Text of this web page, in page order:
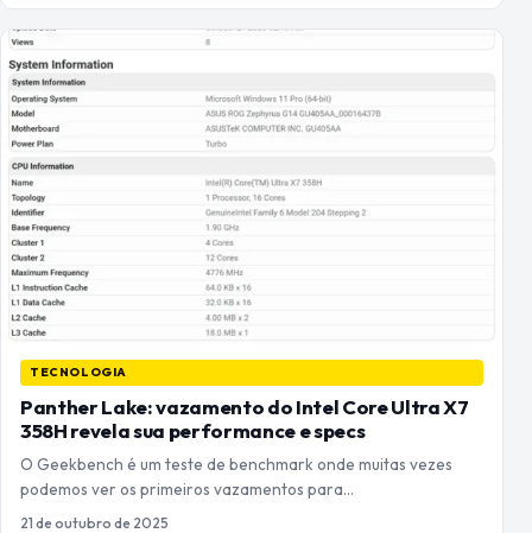
TECNOLOGIA
Panther Lake: vazamento do Intel Core Ultra X7
358H revela sua performance e specs
O Geekbench é um teste de benchmark onde muitas vezes
podemos ver os primeiros vazamentos para…
21 de outubro de 2025